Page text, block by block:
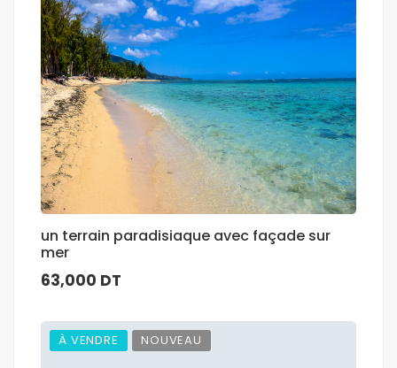
un terrain paradisiaque avec façade sur
mer
63,000 DT
À VENDRE NOUVEAU